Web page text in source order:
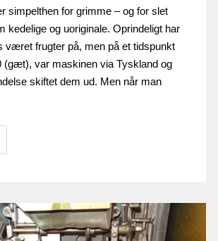
simpelthen for grimme – og for slet
kedelige og uoriginale. Oprindeligt har
været frugter på, men på et tidspunkt
(gæt), var maskinen via Tyskland og
skiftet dem ud. Men når man